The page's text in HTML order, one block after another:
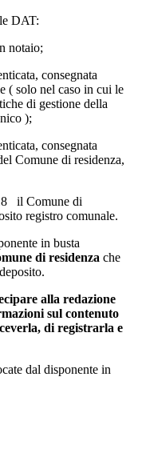
DAT:
notaio;
consegnata
( solo nel caso in cui le
di gestione della
);
consegnata
Comune di residenza,
il Comune di
registro comunale.
in busta
di residenza che
alla redazione
sul contenuto
di registrarla e
dal disponente in